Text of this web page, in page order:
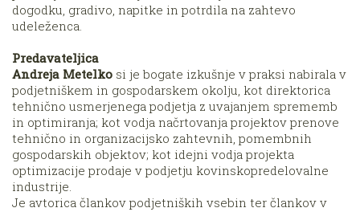
dogodku, gradivo, napitke in potrdila na zahtevo
udeleženca.
Predavateljica
Andreja Metelko si je bogate izkušnje v praksi nabirala v
podjetniškem in gospodarskem okolju, kot direktorica
tehnično usmerjenega podjetja z uvajanjem sprememb
in optimiranja; kot vodja načrtovanja projektov prenove
tehnično in organizacijsko zahtevnih, pomembnih
gospodarskih objektov; kot idejni vodja projekta
optimizacije prodaje v podjetju kovinskopredelovalne
industrije.
Je avtorica člankov podjetniških vsebin ter člankov v